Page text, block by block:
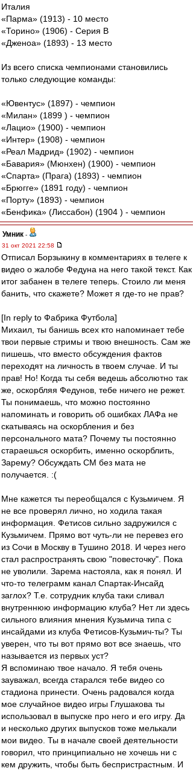
Италия
«Парма» (1913) - 10 место
«Торино» (1906) - Серия В
«Дженоа» (1893) - 13 место
Из всего списка чемпионами становились
только следующие команды:
«Ювентус» (1897) - чемпион
«Милан» (1899 ) - чемпион
«Лацио» (1900) - чемпион
«Интер» (1908) - чемпион
«Реал Мадрид» (1902) - чемпион
«Бавария» (Мюнхен) (1900) - чемпион
«Спарта» (Прага) (1893) - чемпион
«Брюгге» (1891 году) - чемпион
«Порту» (1893) - чемпион
«Бенфика» (Лиссабон) (1904 ) - чемпион
Умник -
31 окт 2021 22:58
Отписал Борзыкину в комментариях в телеге к
видео о жалобе Федуна на него такой текст. Как
итог забанен в телеге теперь. Стоило ли меня
банить, что скажете? Может я где-то не прав?
[In reply to Фабрика Футбола]
Михаил, ты банишь всех кто напоминает тебе
твои первые стримы и твою внешность. Сам же
пишешь, что вместо обсуждения фактов
переходят на личность в твоем случае. И ты
прав! Но! Когда ты себя ведешь абсолютно так
же, оскорбляя Федунов, тебе ничего не режет.
Ты понимаешь, что можно постоянно
напоминать и говорить об ошибках ЛАФа не
скатываясь на оскорбления и без
персонального мата? Почему ты постоянно
стараешься оскорбить, именно оскорблить,
Зарему? Обсуждать СМ без мата не
получается. :(
Мне кажется ты переобщался с Кузьмичем. Я
не все проверял лично, но ходила такая
информация. Фетисов сильно задружился с
Кузьмичем. Прямо вот чуть-ли не перевез его
из Сочи в Москву в Тушино 2018. И через него
стал распространять свою "повесточку". Пока
не уволили. Зарема настояла, как я понял. И
что-то телеграмм канал Спартак-Инсайд
заглох? Т.е. сотрудник клуба таки сливал
внутреннюю информацию клуба? Нет ли здесь
сильного влияния мнения Кузьмича типа с
инсайдами из клуба Фетисов-Кузьмич-ты? Ты
уверен, что ты вот прямо вот все знаешь, что
называется из первых уст?
Я вспоминаю твое начало. Я тебя очень
зауважал, всегда старался тебе видео со
стадиона принести. Очень радовался когда
мое случайное видео игры Глушакова ты
использовал в выпуске про него и его игру. Да
и несколько других выпусков тоже мелькали
мои видео. Ты в начале своей деятельности
говорил, что принципиально не хочешь ни с
кем дружить, чтобы быть беспристрастным. И